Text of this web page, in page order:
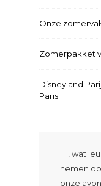
Onze
Zomerpakket
Disneyland
Paris
Hi, wat
nemen
onze